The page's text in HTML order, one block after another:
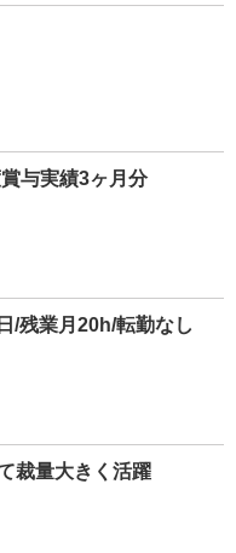
与実績3ヶ月分
/残業月20h/転勤なし
裁量大きく活躍